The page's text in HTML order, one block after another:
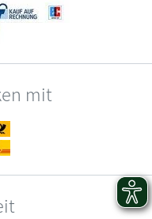
mit